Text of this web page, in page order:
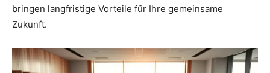
bringen langfristige Vorteile für Ihre gemeinsame
Zukunft.